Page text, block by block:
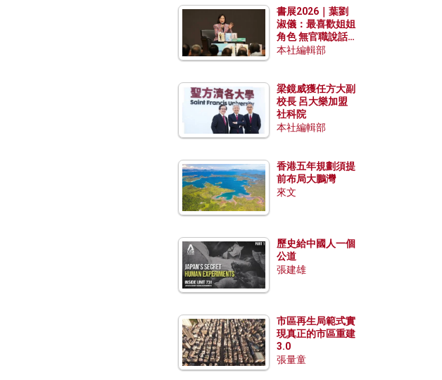
書展2026｜葉劉
淑儀：最喜歡姐姐
角色 無官職說話
包袱少
本社編輯部
梁鏡威獲任方大副
校長 呂大樂加盟
社科院
本社編輯部
香港五年規劃須提
前布局大鵬灣
來文
歷史給中國人一個
公道
張建雄
市區再生局範式實
現真正的市區重建
3.0
張量童